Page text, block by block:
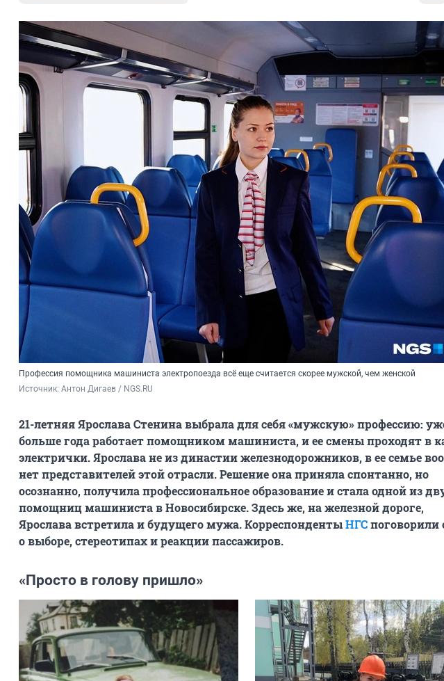
Профессия помощника машиниста электропоезда всё еще считается скорее мужской, чем женской
Источник: Антон Дигаев / NGS.RU
21-летняя Ярослава Стенина выбрала для себя «мужскую» профессию:
больше года работает помощником машиниста, и ее смены проходят в
электрички. Ярослава не из династии железнодорожников, в ее семье
нет представителей этой отрасли. Решение она приняла спонтанно, но
осознанно, получила профессиональное образование и стала одной из
помощниц машиниста в Новосибирске. Здесь же, на железной дороге,
Ярослава встретила и будущего мужа. КорреспондентыНГСпоговорили
о выборе, стереотипах и реакции пассажиров.
«Просто в голову пришло»